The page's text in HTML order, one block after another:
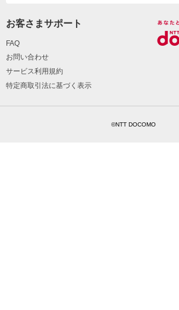
お客さまサポート
FAQ
お問い合わせ
サービス利用規約
特定商取引法に基づく表示
©NTT DOCOMO